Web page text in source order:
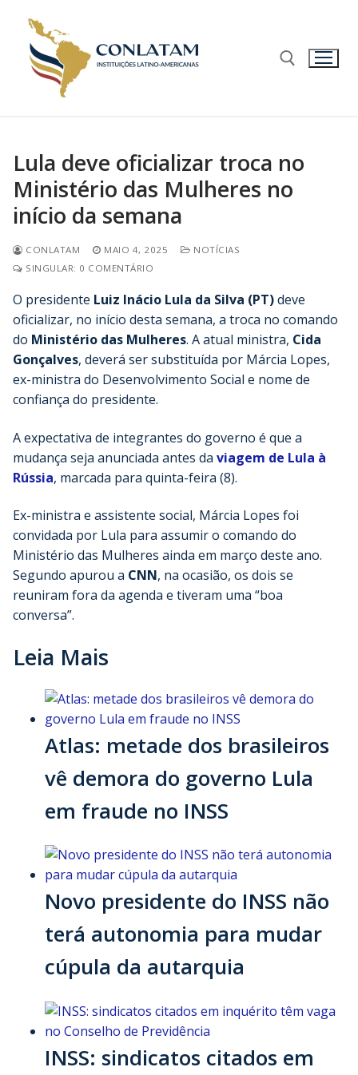
Lula deve oficializar troca no
Ministério das Mulheres no
início da semana
CONLATAM MAIO 4, 2025
NOTÍCIAS
SINGULAR: 0 COMENTÁRIO
O presidente Luiz Inácio Lula da Silva (PT)deve
oficializar, no início desta semana, a troca no comando
do Ministério das Mulheres. A atual ministra, Cida
Gonçalves, deverá ser substituída por Márcia Lopes,
ex-ministra do Desenvolvimento Social e nome de
confiança do presidente.
A expectativa de integrantes do governo é que a
mudança seja anunciada antes da viagem de Lula à
Rússia, marcada para quinta-feira (8).
Ex-ministra e assistente social, Márcia Lopes foi
convidada por Lula para assumir o comando do
Ministério das Mulheres ainda em março deste ano.
Segundo apurou a CNN, na ocasião, os dois se
reuniram fora da agenda e tiveram uma “boa
conversa”.
Leia Mais
Atlas: metade dos brasileiros
vê demora do governo Lula
em fraude no INSS
Novo presidente do INSS não
terá autonomia para mudar
cúpula da autarquia
INSS: sindicatos citados em